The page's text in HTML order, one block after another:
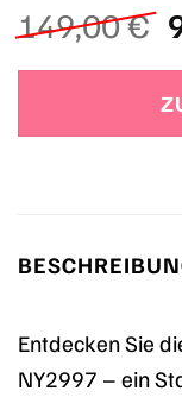
149,00€
Entdecken Sie
NY2997 – ein